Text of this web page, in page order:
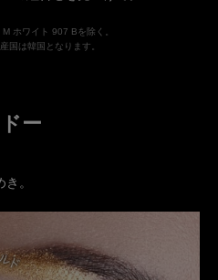
ホワイト 907 Bを除く。
国は韓国となります。
ー
。